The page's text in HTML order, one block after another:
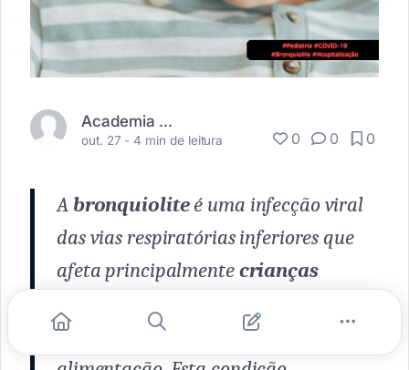
Academia Médica
out. 27 -4 min de leitura 0 0 0
A bronquioliteé uma infecção viral
das vias respiratórias inferiores que
afeta principalmentecrianças
como dispneia, tosse, chiado e má